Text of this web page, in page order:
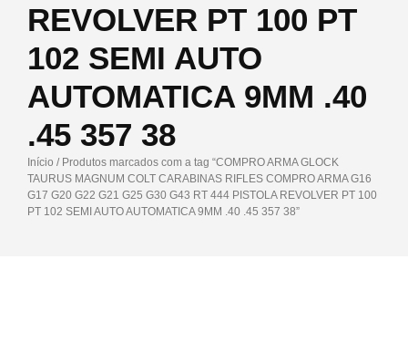
REVOLVER PT 100 PT
102 SEMI AUTO
AUTOMATICA 9MM .40
.45 357 38
Início / Produtos marcados com a tag “COMPRO ARMA GLOCK
TAURUS MAGNUM COLT CARABINAS RIFLES COMPRO ARMA G16
G17 G20 G22 G21 G25 G30 G43 RT 444 PISTOLA REVOLVER PT 100
PT 102 SEMI AUTO AUTOMATICA 9MM .40 .45 357 38”